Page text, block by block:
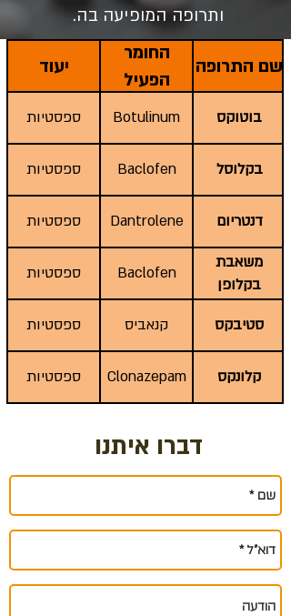
ותרופה המופיעה בה.
יעוד
החומר
הפעיל
שם התרופה
ספסטיות Botulinum בוטוקס
ספסטיות Baclofen בקלוסל
ספסטיות Dantrolene דנטריום
ספסטיות Baclofen
משאבת
בקלופן
ספסטיות קנאביס סטיבקס
ספסטיות Clonazepam קלונקס
דברו איתנו